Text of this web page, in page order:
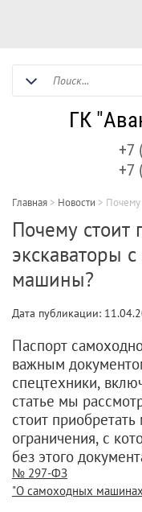
ГК
+7
+7
Главная > Новости > Почему
Почему стоит
экскаваторы
машины?
Дата публикации:
Паспорт
важным
спецтехники,
статье мы
стоит
ограничения, с
без этого
№ 297-ФЗ
"О самоходных